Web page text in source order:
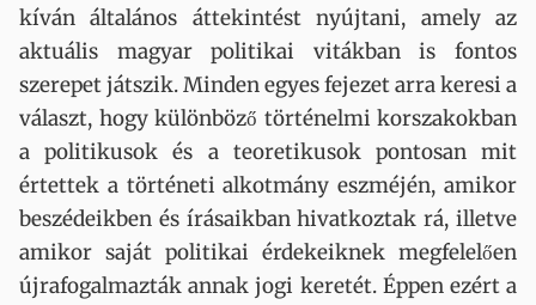
kíván általános áttekintést nyújtani, amely az
aktuális magyar politikai vitákban is fontos
szerepet játszik. Minden egyes fejezet arra keresi a
választ, hogy különböző történelmi korszakokban
a politikusok és a teoretikusok pontosan mit
értettek a történeti alkotmány eszméjén, amikor
beszédeikben és írásaikban hivatkoztak rá, illetve
amikor saját politikai érdekeiknek megfelelően
újrafogalmazták annak jogi keretét. Éppen ezért a